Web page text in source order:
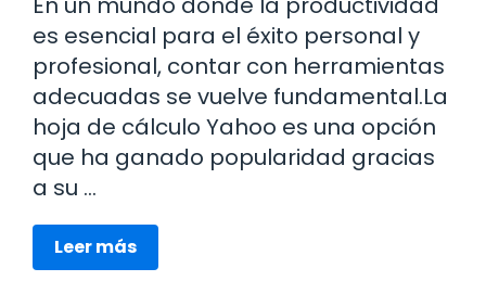
es esencial para el éxito personal y
profesional, contar con herramientas
adecuadas se vuelve fundamental.La
hoja de cálculo Yahoo es una opción
que ha ganado popularidad gracias
a su …
Leer más